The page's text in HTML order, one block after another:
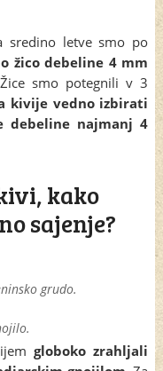
sredino letve smo po
žico debeline 4 mm
smo potegnili v 3
kivije vedno izbirati
debeline najmanj 4
kako
sajenje?
grudo.
globoko zrahljali